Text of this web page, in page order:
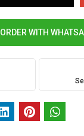
ORDER WITH